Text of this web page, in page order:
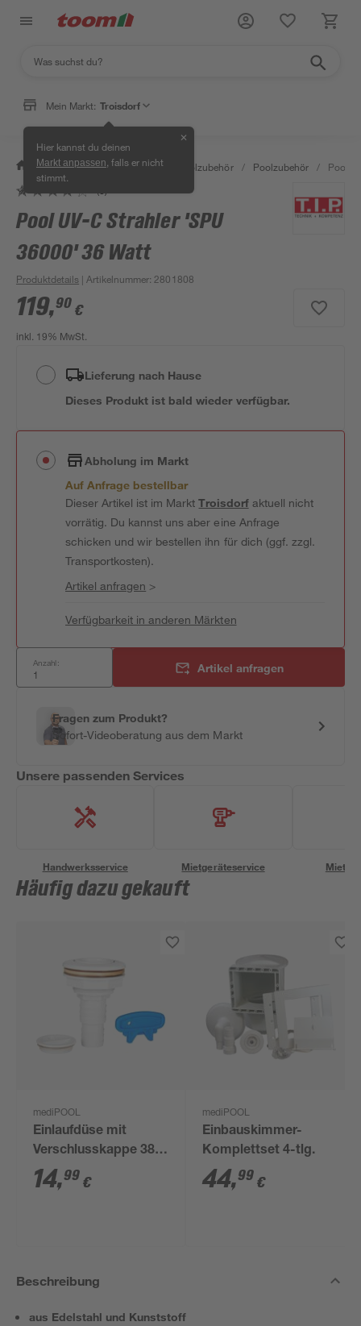
Mein Markt: Troisdorf
Hier kannst du deinen
Markt anpassen , falls er nicht
stimmt.
✕
/ Garten & Freizeit / Pools & Poolzubehör / Poolzubehör /
Pool
Pool UV-C Strahler 'SPU
36000' 36 Watt
Produktdetails | Artikelnummer: 2801808
119,90 €
inkl. 19% MwSt.
Lieferung nach Hause
Dieses Produkt ist bald wieder verfügbar.
Abholung im Markt
Auf Anfrage bestellbar
Dieser Artikel ist im MarktTroisdorfaktuell nicht
vorrätig. Du kannst uns aber eine Anfrage
schicken und wir bestellen ihn für dich (ggf. zzgl.
Transportkosten).
Artikel anfragen >
Verfügbarkeit in anderen Märkten
Anzahl: Artikel anfragen
Fragen zum Produkt?
Sofort-Videoberatung aus dem Markt
Unsere passenden Services
Handwerksservice Mietgeräteservice
Häufig dazu gekauft
mediPOOL
Einlaufdüse mit
Verschlusskappe 38
mm
14,99 €
mediPOOL
Einbauskimmer-
Komplettset 4-tlg.
44,99 €
Beschreibung
aus Edelstahl und Kunststoff